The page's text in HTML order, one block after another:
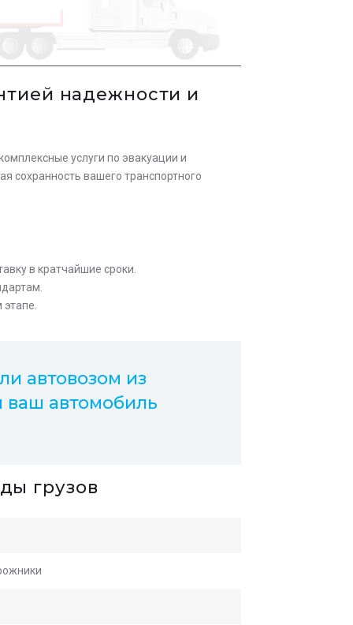
надежности и
услуги по эвакуации и
сохранность вашего транспортного
в кратчайшие сроки.
автовозом из
автомобиль
грузов